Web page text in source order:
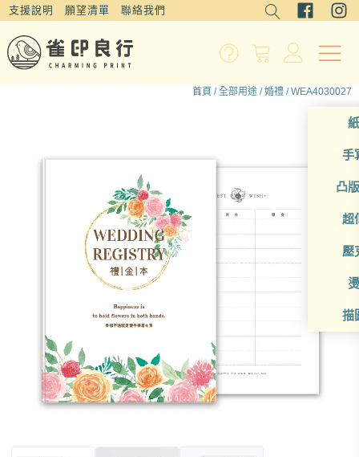
支援說明 願望清單 聯絡我們
手
凸
超
壓
描
首頁 /全部用途 /婚禮 / WEA4030027